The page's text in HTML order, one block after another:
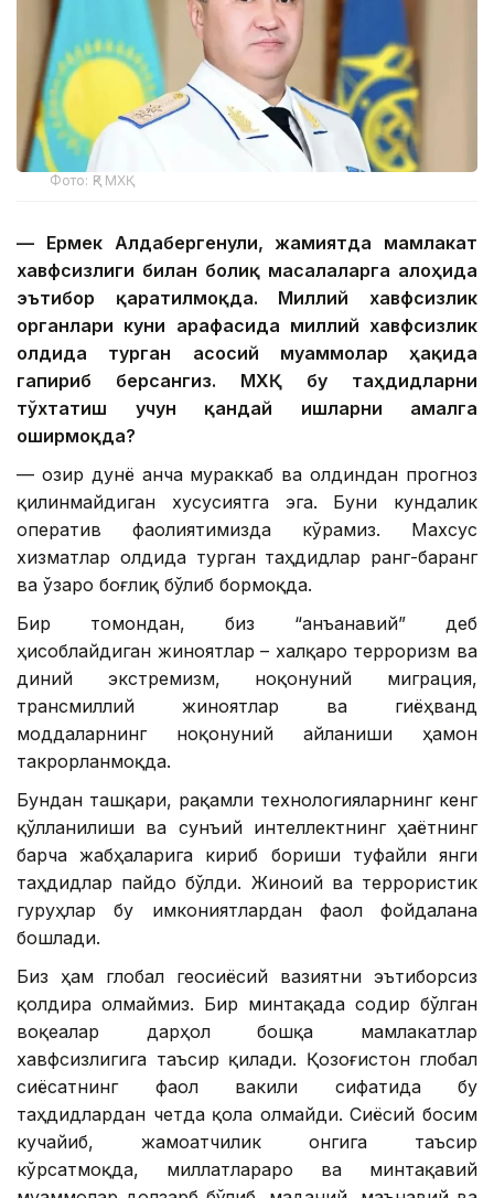
Фото: ҚР МХҚ
— Ермек Алдабергенули, жамиятда мамлакат
хавфсизлиги билан боғлиқ масалаларга алоҳида
эътибор қаратилмоқда. Миллий хавфсизлик
органлари куни арафасида миллий хавфсизлик
олдида турган асосий муаммолар ҳақида
гапириб берсангиз. МХҚ бу таҳдидларни
тўхтатиш учун қандай ишларни амалга
оширмоқда?
— Ҳозир дунё анча мураккаб ва олдиндан прогноз
қилинмайдиган хусусиятга эга. Буни кундалик
оператив фаолиятимизда кўрамиз. Махсус
хизматлар олдида турган таҳдидлар ранг-баранг
ва ўзаро боғлиқ бўлиб бормоқда.
Бир томондан, биз “анъанавий” деб
ҳисоблайдиган жиноятлар – халқаро терроризм ва
диний экстремизм, ноқонуний миграция,
трансмиллий жиноятлар ва гиёҳванд
моддаларнинг ноқонуний айланиши ҳамон
такрорланмоқда.
Бундан ташқари, рақамли технологияларнинг кенг
қўлланилиши ва сунъий интеллектнинг ҳаётнинг
барча жабҳаларига кириб бориши туфайли янги
таҳдидлар пайдо бўлди. Жиноий ва террористик
гуруҳлар бу имкониятлардан фаол фойдалана
бошлади.
Биз ҳам глобал геосиёсий вазиятни эътиборсиз
қолдира олмаймиз. Бир минтақада содир бўлган
воқеалар дарҳол бошқа мамлакатлар
хавфсизлигига таъсир қилади. Қозоғистон глобал
сиёсатнинг фаол вакили сифатида бу
таҳдидлардан четда қола олмайди. Сиёсий босим
кучайиб, жамоатчилик онгига таъсир
кўрсатмоқда, миллатлараро ва минтақавий